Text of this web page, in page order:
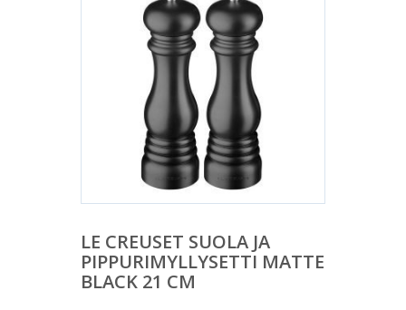
LE CREUSET SUOLA JA
PIPPURIMYLLYSETTI MATTE
BLACK 21 CM